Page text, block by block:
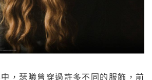
，瑟曦曾穿過許多不同的服飾，前